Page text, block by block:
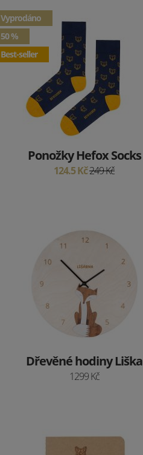
Vyprodáno
50 %
Best-seller
Ponožky Hefox Socks
124.5 Kč249 Kč
Dřevěné hodiny Liška
1299 Kč